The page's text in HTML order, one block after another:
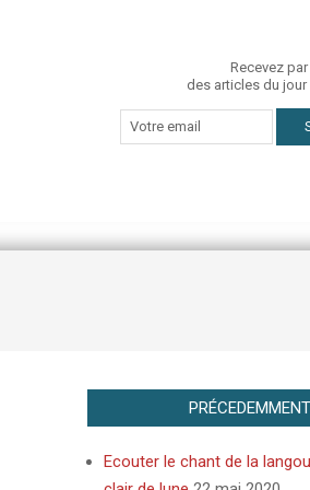
Recevez
des articles du jour
PRÉCEDEMMENT
Ecouter le chant de la